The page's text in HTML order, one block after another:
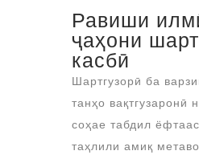
Равиши
ҷаҳони
касбӣ
Шартгузорӣ ба
танҳо вақтгузаронӣ
соҳае табдил
таҳлили амиқ